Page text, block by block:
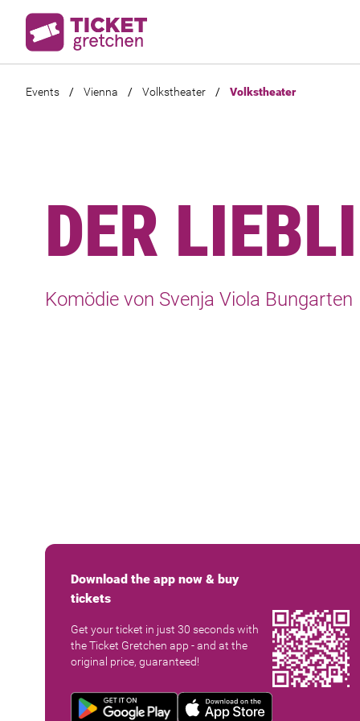
Events / Vienna / Volkstheater / Volkstheater
DER
Komödie von Svenja Viola Bungarten
Download the app now & buy
tickets
Get your ticket in just 30 seconds with
the Ticket Gretchen app - and at the
original price, guaranteed!